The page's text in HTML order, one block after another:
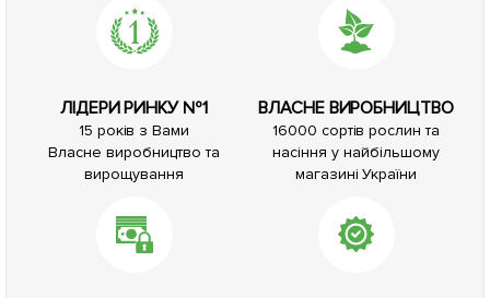
ЛІДЕРИ РИНКУ №1
15 років з Вами
Власне виробництво та
вирощування
ВЛАСНЕ ВИРОБНИЦТВО
16000 сортів рослин та
насіння у найбільшому
магазині України